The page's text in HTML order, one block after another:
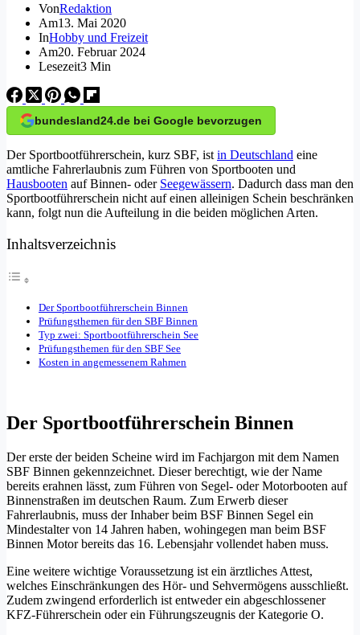
VonRedaktion
Am13. Mai 2020
InHobby und Freizeit
Am20. Februar 2024
Lesezeit3 Min
bundesland24.de bei Google bevorzugen
Der Sportbootführerschein, kurz SBF, ist in Deutschland eine
amtliche Fahrerlaubnis zum Führen von Sportbooten und
Hausbooten auf Binnen- oder Seegewässern. Dadurch dass man den
Sportbootführerschein nicht auf einen alleinigen Schein beschränken
kann, folgt nun die Aufteilung in die beiden möglichen Arten.
Inhaltsverzeichnis
Der Sportbootführerschein Binnen
Prüfungsthemen für den SBF Binnen
Typ zwei: Sportbootführerschein See
Prüfungsthemen für den SBF See
Kosten in angemessenem Rahmen
Der Sportbootführerschein Binnen
Der erste der beiden Scheine wird im Fachjargon mit dem Namen
SBF Binnen gekennzeichnet. Dieser berechtigt, wie der Name
bereits erahnen lässt, zum Führen von Segel- oder Motorbooten auf
Binnenstraßen im deutschen Raum. Zum Erwerb dieser
Fahrerlaubnis, muss der Inhaber beim BSF Binnen Segel ein
Mindestalter von 14 Jahren haben, wohingegen man beim BSF
Binnen Motor bereits das 16. Lebensjahr vollendet haben muss.
Eine weitere wichtige Voraussetzung ist ein ärztliches Attest,
welches Einschränkungen des Hör- und Sehvermögens ausschließt.
Zudem zwingend erforderlich ist entweder ein abgeschlossener
KFZ-Führerschein oder ein Führungszeugnis der Kategorie O.